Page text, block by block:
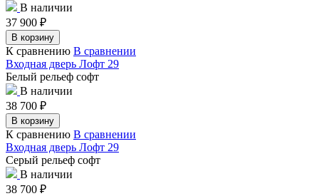
В наличии
37 900 ₽
В корзину
К сравнению В сравнении
Входная дверь Лофт 29
Белый рельеф софт
В наличии
38 700 ₽
В корзину
К сравнению В сравнении
Входная дверь Лофт 29
Серый рельеф софт
В наличии
38 700 ₽